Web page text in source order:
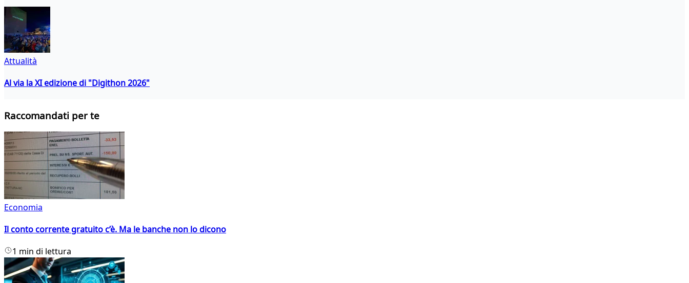
Attualità
Al via la XI edizione di "Digithon 2026"
Raccomandati per te
Economia
Il conto corrente gratuito c’è. Ma le banche non lo dicono
1 min di lettura